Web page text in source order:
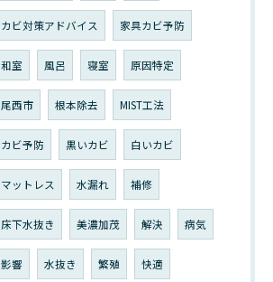
カビ対策アドバイス 家具カビ予防
和室 風呂 寝室 原因特定
尾西市 根本除去 MIST工法
カビ予防 黒いカビ 白いカビ
マットレス 水漏れ 補修
床下水抜き 美濃加茂 解決 病気
影響 水抜き 繁殖 快適